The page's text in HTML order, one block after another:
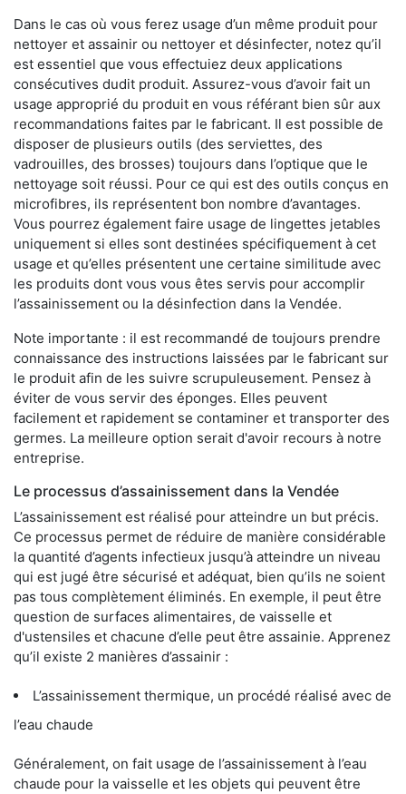
Dans le cas où vous ferez usage d’un même produit pour
nettoyer et assainir ou nettoyer et désinfecter, notez qu’il
est essentiel que vous effectuiez deux applications
consécutives dudit produit. Assurez-vous d’avoir fait un
usage approprié du produit en vous référant bien sûr aux
recommandations faites par le fabricant. Il est possible de
disposer de plusieurs outils (des serviettes, des
vadrouilles, des brosses) toujours dans l’optique que le
nettoyage soit réussi. Pour ce qui est des outils conçus en
microfibres, ils représentent bon nombre d’avantages.
Vous pourrez également faire usage de lingettes jetables
uniquement si elles sont destinées spécifiquement à cet
usage et qu’elles présentent une certaine similitude avec
les produits dont vous vous êtes servis pour accomplir
l’assainissement ou la désinfection dans la Vendée.
Note importante : il est recommandé de toujours prendre
connaissance des instructions laissées par le fabricant sur
le produit afin de les suivre scrupuleusement. Pensez à
éviter de vous servir des éponges. Elles peuvent
facilement et rapidement se contaminer et transporter des
germes. La meilleure option serait d'avoir recours à notre
entreprise.
Le processus d’assainissement dans la Vendée
L’assainissement est réalisé pour atteindre un but précis.
Ce processus permet de réduire de manière considérable
la quantité d’agents infectieux jusqu’à atteindre un niveau
qui est jugé être sécurisé et adéquat, bien qu’ils ne soient
pas tous complètement éliminés. En exemple, il peut être
question de surfaces alimentaires, de vaisselle et
d'ustensiles et chacune d’elle peut être assainie. Apprenez
qu’il existe 2 manières d’assainir :
L’assainissement thermique, un procédé réalisé avec de
l’eau chaude
Généralement, on fait usage de l’assainissement à l’eau
chaude pour la vaisselle et les objets qui peuvent être